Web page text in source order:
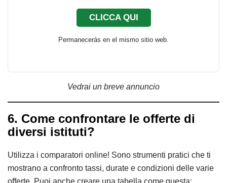
CLICCA QUI
Permanecerás en el mismo sitio web.
Vedrai un breve annuncio
6. Come confrontare le offerte di
diversi istituti?
Utilizza i comparatori online! Sono strumenti pratici che ti
mostrano a confronto tassi, durate e condizioni delle varie